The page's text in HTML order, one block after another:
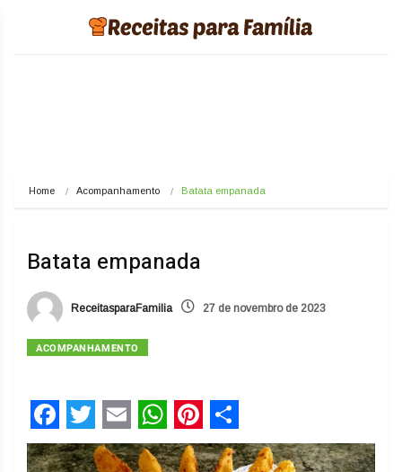
Home Acompanhamento Batata empanada
Batata empanada
ReceitasparaFamilia 27 de novembro de 2023
ACOMPANHAMENTO
Facebook
Twitter
EmailWhatsApp
Pinterest
Share